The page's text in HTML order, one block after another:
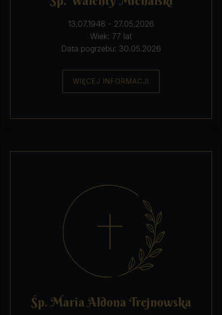
13.07.1948 - 27.05.2026
Wiek: 77 lat
Data pogrzebu: 30.05.2026
WIĘCEJ INFORMACJI
Śp. Maria Aldona Trejnowska